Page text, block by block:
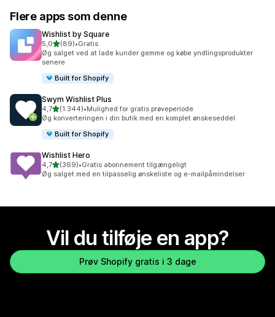
Flere apps som denne
Wishlist by Square
5,0ud af 5 stjerner
(89)
89 anmeldelser i alt
•Gratis
Øg salget ved at lade kunder gemme og købe yndlingsprodukter
senere
Built for Shopify
Swym Wishlist Plus
4,7ud af 5 stjerner
(1.344)
1344 anmeldelser i alt
•Mulighed for gratis prøveperiode
Øg konverteringen i din butik med en komplet ønskeseddel
Built for Shopify
Wishlist Hero
4,7ud af 5 stjerner
(369)
369 anmeldelser i alt
•Gratis abonnement tilgængeligt
Øg salget med en tilpasselig ønskeliste og e-mailpåmindelser
Vil du tilføje en app?
Prøv Shopify gratis i 3 dage